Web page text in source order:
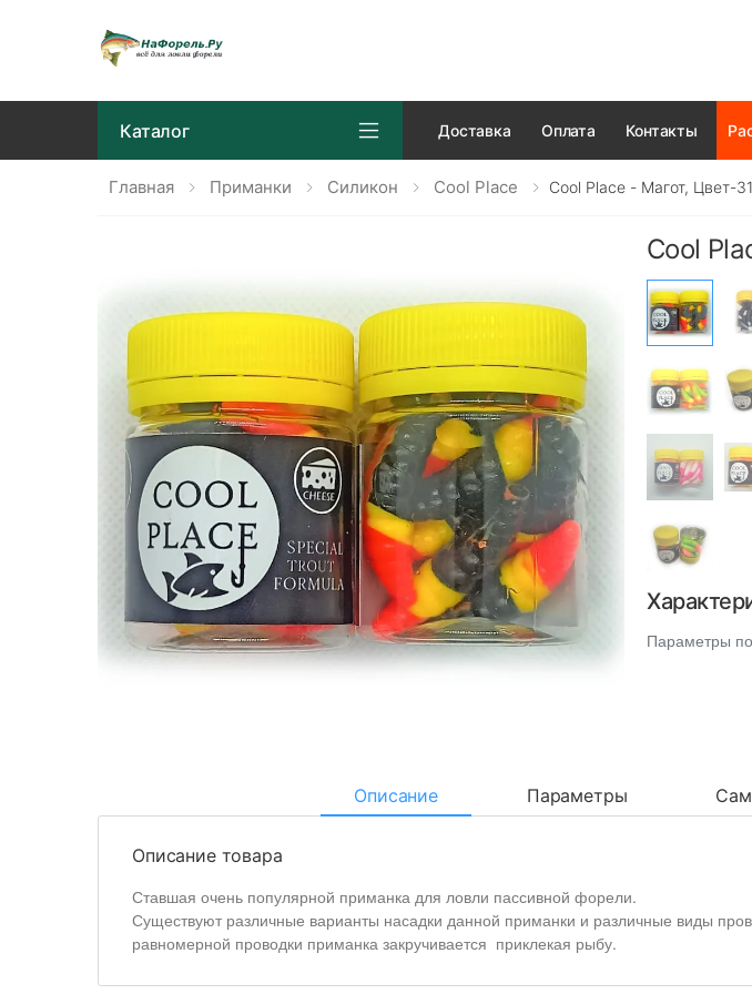
Каталог Доставка Оплата Контакты
Главная Приманки Силикон Cool Place Cool Place - Магот, Цвет-
Cool
Параметры
Описание Параметры
Описание товара
Ставшая очень популярной приманка для ловли пассивной форели.
Существуют различные варианты насадки данной приманки и различные виды
равномерной проводки приманка закручивается приклекая рыбу.